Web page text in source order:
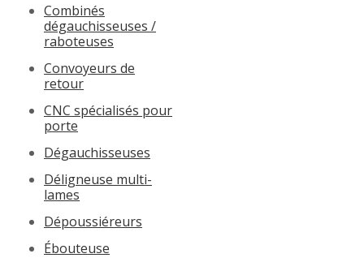
Combinés
dégauchisseuses /
raboteuses
Convoyeurs de
retour
CNC spécialisés pour
porte
Dégauchisseuses
Déligneuse multi-
lames
Dépoussiéreurs
Ébouteuse